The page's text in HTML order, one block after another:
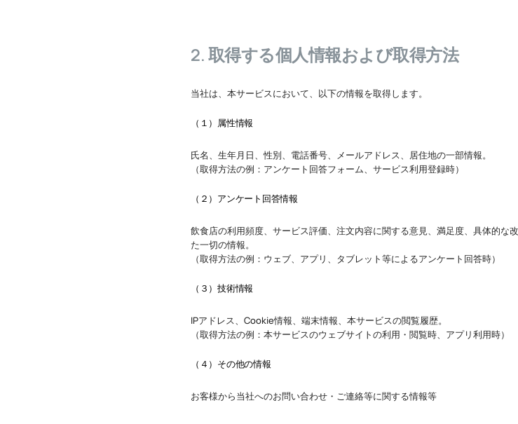
2. 取得する個人情報および取得方法
当社は、本サービスにおいて、以下の情報を取得します。
（１）属性情報
氏名、生年月日、性別、電話番号、メールアドレス、居住地の一部情報。
（取得方法の例：アンケート回答フォーム、サービス利用登録時）
（２）アンケート回答情報
飲食店の利用頻度、サービス評価、注文内容に関する意見、満足度、具体的な
た一切の情報。
（取得方法の例：ウェブ、アプリ、タブレット等によるアンケート回答時）
（３）技術情報
IPアドレス、Cookie情報、端末情報、本サービスの閲覧履歴。
（取得方法の例：本サービスのウェブサイトの利用・閲覧時、アプリ利用時）
（４）その他の情報
お客様から当社へのお問い合わせ・ご連絡等に関する情報等